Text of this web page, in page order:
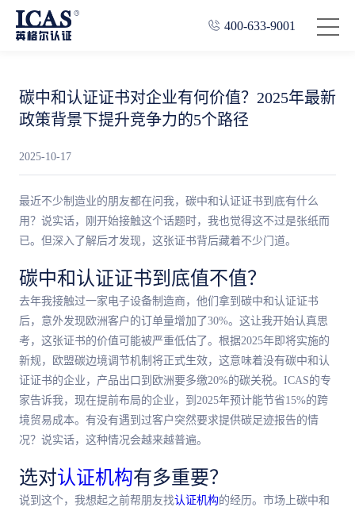
400-633-9001
碳中和认证证书对企业有何价值？2025年最新
政策背景下提升竞争力的5个路径
2025-10-17
最近不少制造业的朋友都在问我，碳中和认证证书到底有什么
用？说实话，刚开始接触这个话题时，我也觉得这不过是张纸而
已。但深入了解后才发现，这张证书背后藏着不少门道。
碳中和认证证书到底值不值？
去年我接触过一家电子设备制造商，他们拿到碳中和认证证书
后，意外发现欧洲客户的订单量增加了30%。这让我开始认真思
考，这张证书的价值可能被严重低估了。根据2025年即将实施的
新规，欧盟碳边境调节机制将正式生效，这意味着没有碳中和认
证证书的企业，产品出口到欧洲要多缴20%的碳关税。ICAS的专
家告诉我，现在提前布局的企业，到2025年预计能节省15%的跨
境贸易成本。有没有遇到过客户突然要求提供碳足迹报告的情
况？说实话，这种情况会越来越普遍。
选对认证机构有多重要？
说到这个，我想起之前帮朋友找认证机构的经历。市场上碳中和